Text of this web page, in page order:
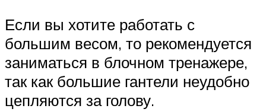
Если вы хотите работать с
большим весом, то рекомендуется
заниматься в блочном тренажере,
так как большие гантели неудобно
цепляются за голову.